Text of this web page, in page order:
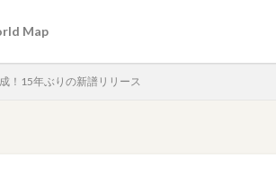
Map
！15年ぶりの新譜リリース